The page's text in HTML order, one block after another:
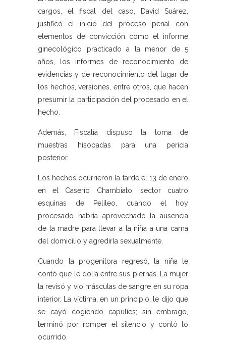
cargos, el fiscal del caso, David Suárez,
justificó el inicio del proceso penal con
elementos de convicción como el informe
ginecológico practicado a la menor de 5
años, los informes de reconocimiento de
evidencias y de reconocimiento del lugar de
los hechos, versiones, entre otros, que hacen
presumir la participación del procesado en el
hecho.
Además, Fiscalía dispuso la toma de
muestras hisopadas para una pericia
posterior.
Los hechos ocurrieron la tarde el 13 de enero
en el Caserío Chambiato, sector cuatro
esquinas de Pelileo, cuando el hoy
procesado habría aprovechado la ausencia
de la madre para llevar a la niña a una cama
del domicilio y agredirla sexualmente.
Cuando la progenitora regresó, la niña le
contó que le dolía entre sus piernas. La mujer
la revisó y vio másculas de sangre en su ropa
interior. La víctima, en un principio, le dijo que
se cayó cogiendo capulíes; sin embrago,
terminó por romper el silencio y contó lo
ocurrido.